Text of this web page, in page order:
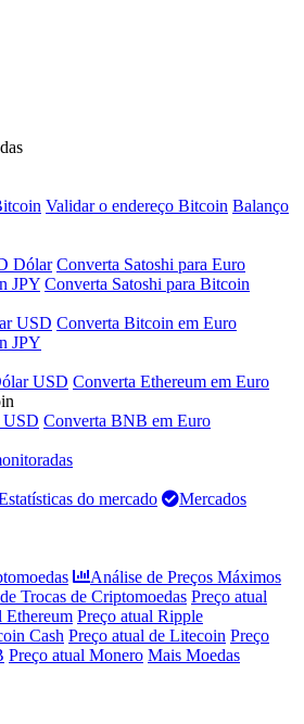
Validar o endereço Bitcoin Balanço
Dólar Converta Satoshi para Euro
JPY Converta Satoshi para Bitcoin
USD Converta Bitcoin em Euro
JPY
USD Converta Ethereum em Euro
USD Converta BNB em Euro
do mercado
Mercados
Análise de Preços Máximos
Trocas de Criptomoedas Preço atual
Ethereum Preço atual Ripple
Cash Preço atual de Litecoin Preço
Preço atual Monero Mais Moedas